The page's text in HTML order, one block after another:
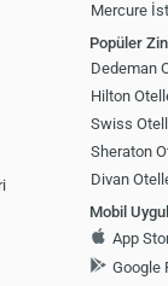
Mercure
Popüler
Dedeman
Hilton
Swiss
Sheraton
Divan
Mobil
App
Google